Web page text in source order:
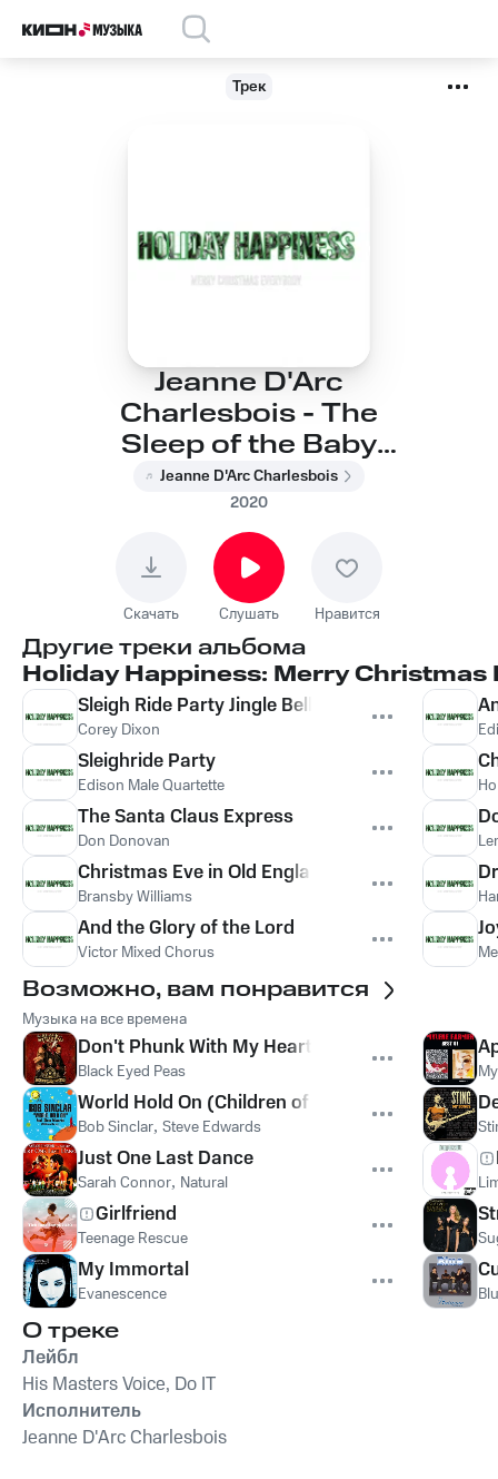
Трек
Jeanne D'Arc
Charlesbois - The
Sleep of the Baby
Jesus
Jeanne D'Arc Charlesbois
2020
Скачать Слушать Нравится
Другие треки альбома
Holiday Happiness: Merry Christmas
Sleigh Ride Party Jingle Bells
Corey Dixon
Sleighride Party
Edison Male Quartette
The Santa Claus Express
Don Donovan
Christmas Eve in Old England
Bransby Williams
And the Glory of the Lord
Victor Mixed Chorus
Возможно, вам понравится
Музыка на все времена
Don't Phunk With My Heart
Black Eyed Peas
World Hold On (Children of the Sky)
Bob Sinclar, Steve Edwards
Just One Last Dance
Sarah Connor, Natural
Girlfriend
Teenage Rescue
My Immortal
Evanescence
О треке
Лейбл
His Masters Voice, Do IT
Исполнитель
Jeanne D'Arc Charlesbois